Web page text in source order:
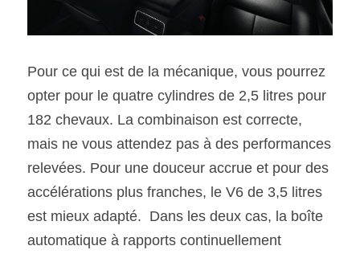
Pour ce qui est de la mécanique, vous pourrez
opter pour le quatre cylindres de 2,5 litres pour
182 chevaux. La combinaison est correcte,
mais ne vous attendez pas à des performances
relevées. Pour une douceur accrue et pour des
accélérations plus franches, le V6 de 3,5 litres
est mieux adapté.  Dans les deux cas, la boîte
automatique à rapports continuellement